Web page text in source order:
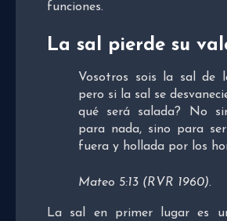
funciones.
La sal pierde su
Vosotros sois la sal de
pero si la sal se
qué será salada? No
para nada, sino para
fuera y hollada por los
Mateo 5:13 (RVR 1960).
La sal en primer lugar es